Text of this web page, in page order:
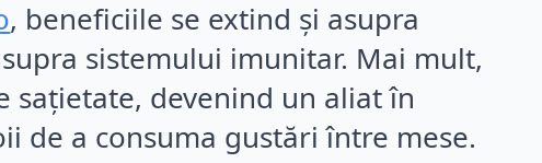
, beneficiile se extind și asupra
sistemului imunitar. Mai mult,
sațietate, devenind un aliat în
de a consuma gustări între mese.